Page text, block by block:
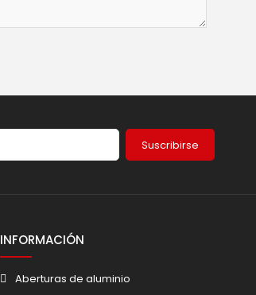
Suscribirse
INFORMACIÓN
Aberturas de aluminio